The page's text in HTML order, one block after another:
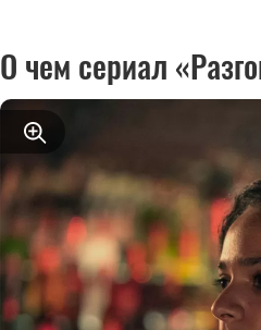
О чем сериал